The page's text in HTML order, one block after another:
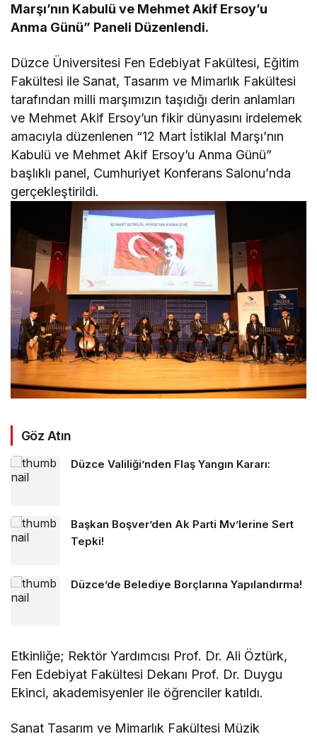
Marşı’nın Kabulü ve Mehmet Akif Ersoy’u
Anma Günü” Paneli Düzenlendi.
Düzce Üniversitesi Fen Edebiyat Fakültesi, Eğitim
Fakültesi ile Sanat, Tasarım ve Mimarlık Fakültesi
tarafından milli marşımızın taşıdığı derin anlamları
ve Mehmet Akif Ersoy’un fikir dünyasını irdelemek
amacıyla düzenlenen “12 Mart İstiklal Marşı’nın
Kabulü ve Mehmet Akif Ersoy’u Anma Günü”
başlıklı panel, Cumhuriyet Konferans Salonu’nda
gerçekleştirildi.
Göz Atın
Düzce Valiliği’nden Flaş Yangın Kararı:
Başkan Boşver’den Ak Parti Mv’lerine Sert
Tepki!
Düzce’de Belediye Borçlarına Yapılandırma!
Etkinliğe; Rektör Yardımcısı Prof. Dr. Ali Öztürk,
Fen Edebiyat Fakültesi Dekanı Prof. Dr. Duygu
Ekinci, akademisyenler ile öğrenciler katıldı.
Sanat Tasarım ve Mimarlık Fakültesi Müzik